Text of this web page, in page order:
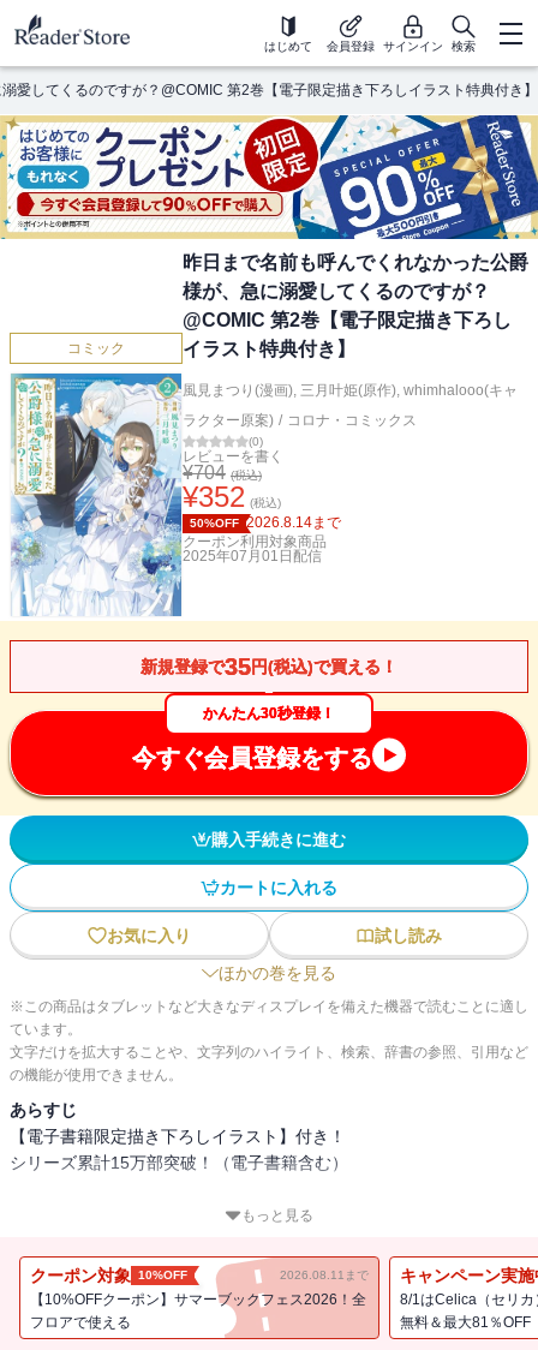
はじめて 会員登録 サインイン 検索
愛してくるのですが？@COMIC 第2巻【電子限定描き下ろしイラスト特典付き】
コミック
昨日まで名前も呼んでくれなかった公爵
様が、急に溺愛してくるのですが？
@COMIC 第2巻【電子限定描き下ろし
イラスト特典付き】
風見まつり(漫画), 三月叶姫(原作), whimhalooo(キャ
ラクター原案) / コロナ・コミックス
(0)
レビューを書く
¥704 (税込)
¥352 (税込)
50%OFF 2026.8.14まで
クーポン利用対象商品
2025年07月01日 配信
新規登録で35円(税込)で買える！
かんたん30秒登録！
今すぐ会員登録をする
購入手続きに進む
カートに入れる
お気に入り
試し読み
ほかの巻を見る
※この商品はタブレットなど大きなディスプレイを備えた機器で読むことに適し
ています。
文字だけを拡大することや、文字列のハイライト、検索、辞書の参照、引用など
の機能が使用できません。
あらすじ
【電子書籍限定描き下ろしイラスト】付き！
シリーズ累計15万部突破！（電子書籍含む）
「君が僕の女神だったんだ」
愛を見つけた冷血公爵×不遇なおっとり女神令嬢のやり直し溺愛ファ
ンタジー、第2巻！
もっと見る
クーポン対象 10%OFF 2026.08.11まで
【10%OFFクーポン】サマーブックフェス2026！全
フロアで使える
キャンペーン実施
8/1はCelica（セリ
無料＆最大81％OFF